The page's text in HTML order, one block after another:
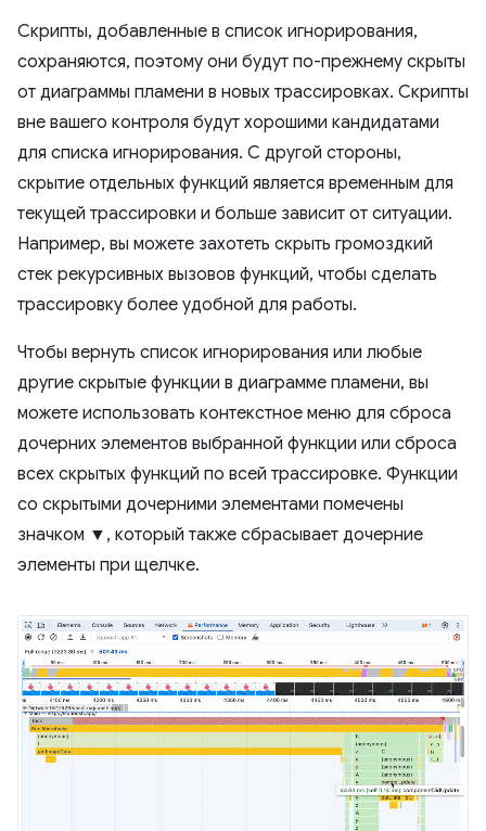
Скрипты, добавленные в список игнорирования,
сохраняются, поэтому они будут по-прежнему скрыты
от диаграммы пламени в новых трассировках. Скрипты
вне вашего контроля будут хорошими кандидатами
для списка игнорирования. С другой стороны,
скрытие отдельных функций является временным для
текущей трассировки и больше зависит от ситуации.
Например, вы можете захотеть скрыть громоздкий
стек рекурсивных вызовов функций, чтобы сделать
трассировку более удобной для работы.
Чтобы вернуть список игнорирования или любые
другие скрытые функции в диаграмме пламени, вы
можете использовать контекстное меню для сброса
дочерних элементов выбранной функции или сброса
всех скрытых функций по всей трассировке. Функции
со скрытыми дочерними элементами помечены
значком ▼, который также сбрасывает дочерние
элементы при щелчке.